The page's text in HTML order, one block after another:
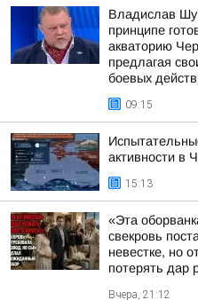
Владислав
принципе
акваторию
предлагая
боевых
09:15
активности в
15:13
«Эта
свекровь
невестке, но
потерять дар
Вчера, 21:12